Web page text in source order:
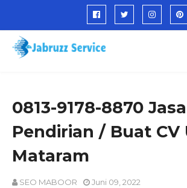
0813-9178-8870 Jasa
Pendirian / Buat CV
Mataram
SEO MABOOR Juni 09, 2022